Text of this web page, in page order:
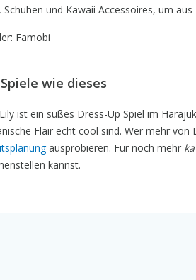
Schuhen und Kawaii Accessoires, um
Famobi
wie dieses
ist ein süßes Dress-Up Spiel im
Flair echt cool sind. Wer mehr von
ausprobieren. Für noch mehr
kannst.